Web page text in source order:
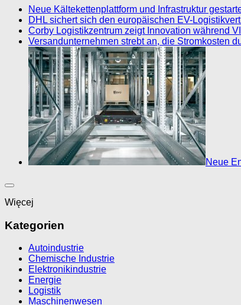
Neue Kältekettenplattform und Infrastruktur
DHL sichert sich den europäischen EV-
Corby Logistikzentrum zeigt Innovation während
Versandunternehmen strebt an, die Stromkosten
Neue
Więcej
Kategorien
Autoindustrie
Chemische Industrie
Elektronikindustrie
Energie
Logistik
Maschinenwesen